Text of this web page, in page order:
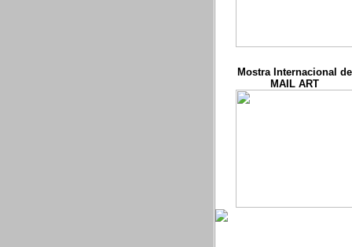
Mostra Internacional de
MAIL ART